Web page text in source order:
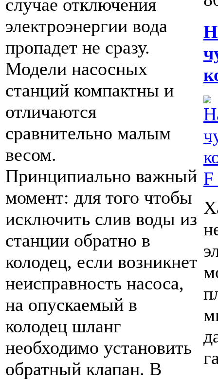
случае отключения
электроэнергии вода
пропадет не сразу.
Модели насосных
станций компактны и
отличаются
сравнительно малым
весом.
Принципиально важный
момент: для того чтобы
исключить слив воды из
станции обратно в
колодец, если возникнет
неисправность насоса,
на опускаемый в
колодец шланг
необходимо установить
обратный клапан. В